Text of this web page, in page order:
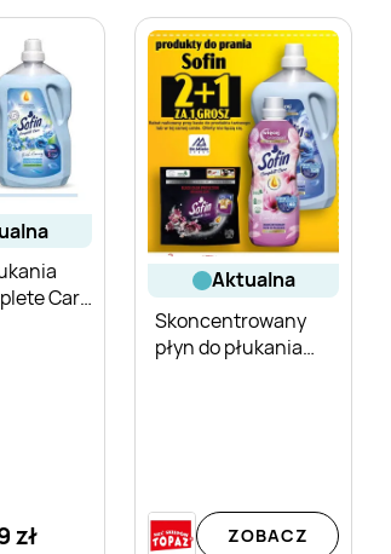
Care
zł
aktualna
Skoncentrowany
płyn do płukania
ZOBACZ